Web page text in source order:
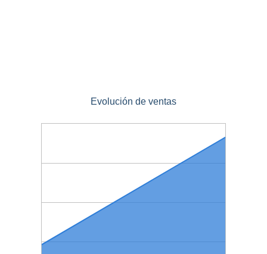
Evolución de ventas